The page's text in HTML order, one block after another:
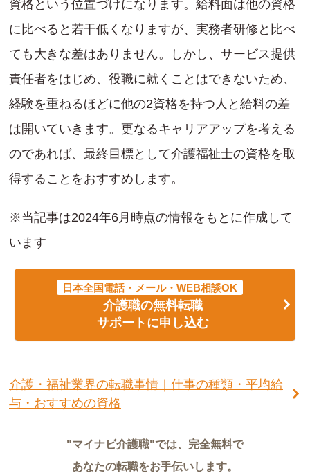
資格という位置づけになります。給料面は他の資格
に比べると若干低くなりますが、実務者研修と比べ
ても大きな差はありません。しかし、サービス提供
責任者をはじめ、役職に就くことはできないため、
経験を重ねるほどに他の2資格を持つ人と給料の差
は開いていきます。更なるキャリアアップを考える
のであれば、最終目標として介護福祉士の資格を取
得することをおすすめします。
※当記事は2024年6月時点の情報をもとに作成して
います
日本全国電話・メール・WEB相談OK
介護職の無料転職
サポートに申し込む
介護・福祉業界の転職事情｜仕事の種類・平均給
与・おすすめの資格
"マイナビ介護職"では、完全無料で
あなたの転職をお手伝いします。